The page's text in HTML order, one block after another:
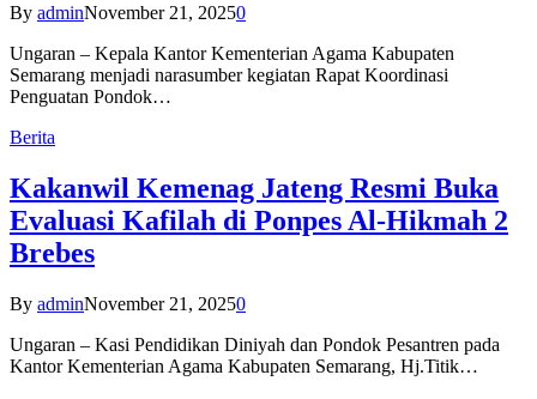
By adminNovember 21, 20250
Ungaran – Kepala Kantor Kementerian Agama Kabupaten
Semarang menjadi narasumber kegiatan Rapat Koordinasi
Penguatan Pondok…
Berita
Kakanwil Kemenag Jateng Resmi Buka
Evaluasi Kafilah di Ponpes Al-Hikmah 2
Brebes
By adminNovember 21, 20250
Ungaran – Kasi Pendidikan Diniyah dan Pondok Pesantren pada
Kantor Kementerian Agama Kabupaten Semarang, Hj.Titik…